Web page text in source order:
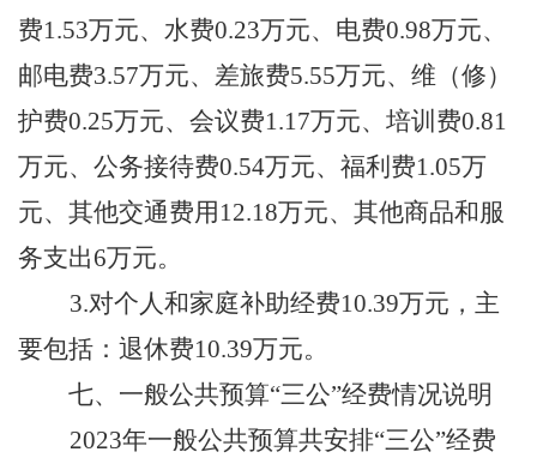
费1.53万元、水费0.23万元、电费0.98万元、
邮电费3.57万元、差旅费5.55万元、维（修）
护费0.25万元、会议费1.17万元、培训费0.81
万元、公务接待费0.54万元、 福利费1.05万
元、 其他交通费用 12.18万元、其他商品和服
务支出6万元。
3.对个人和家庭补助经费10.39万元，主
要包括：退休费10.39万元。
七、一般公共预算“三公”经费情况说明
2023年一般公共预算共安排“三公”经费